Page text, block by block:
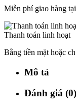
Miễn phí giao hàng
Thanh toán linh hoạt
Bằng tiền mặt hoặc
Mô tả
Đánh giá (0)